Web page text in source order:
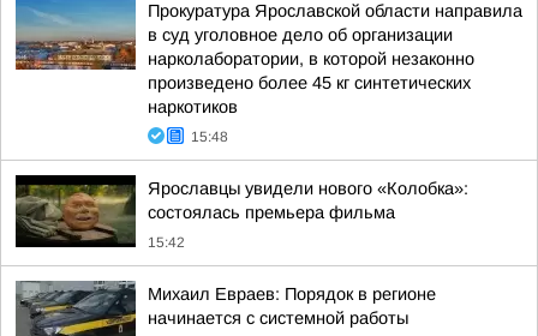
Прокуратура Ярославской области направила
в суд уголовное дело об организации
нарколаборатории, в которой незаконно
произведено более 45 кг синтетических
наркотиков
15:48
Ярославцы увидели нового «Колобка»:
состоялась премьера фильма
15:42
Михаил Евраев: Порядок в регионе
начинается с системной работы